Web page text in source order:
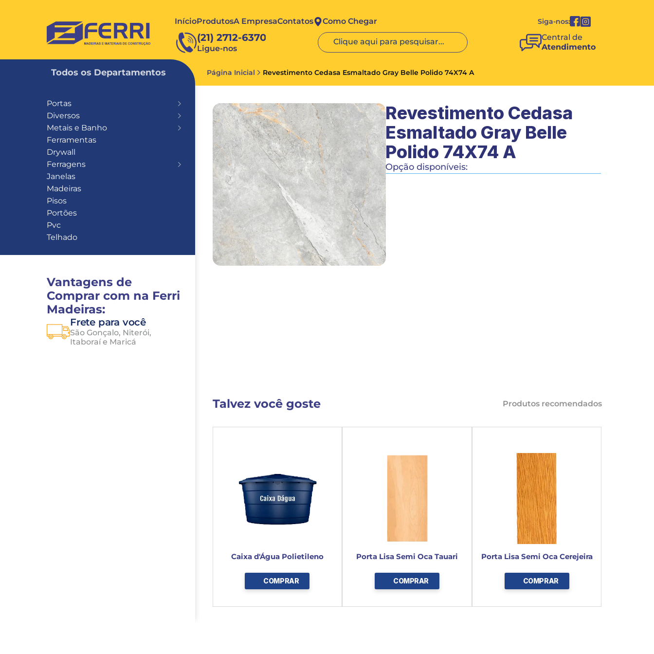
FERRI InícioProdutosA EmpresaContatos Como Chegar Siga-nos:
(21) 2712-6370
Ligue-nos
Clique aqui para pesquisar...
Central de
Atendimento
Todos os Departamentos Página Inicial Revestimento Cedasa Esmaltado Gray Belle Polido 74X74 A
Portas
Diversos
Metais e Banho
Ferramentas
Drywall
Ferragens
Janelas
Madeiras
Pisos
Portões
Pvc
Telhado
Vantagens de
Comprar com na Ferri
Madeiras:
Frete para você
São Gonçalo, Niterói,
Itaboraí e Maricá
Revestimento Cedasa
Esmaltado Gray Belle
Polido 74X74 A
Opção disponíveis:
Talvez você goste Produtos recomendados
Caixa d'Água Polietileno
COMPRAR
Porta Lisa Semi Oca Tauari
COMPRAR
Porta Lisa Semi Oca Cerejeira
COMPRAR